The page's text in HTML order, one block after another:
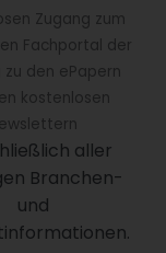
Zugang zum
Fachportal der
zu den ePapern
kostenlosen
aller
Branchen-
und